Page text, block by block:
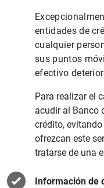
entidades de
cualquier
sus puntos
efectivo
Para realizar el
acudir al Banco
crédito,
ofrezcan este
tratarse de una
Información de